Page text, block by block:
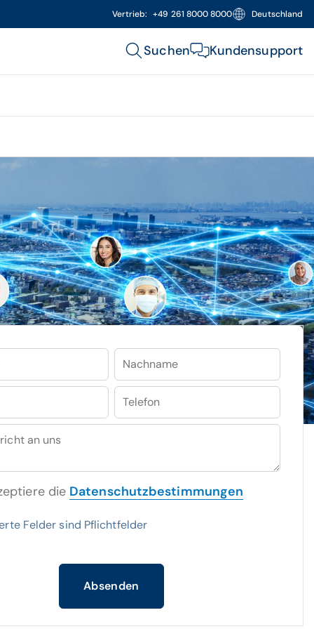
Vertrieb: +49 261 8000 8000 Deutschland
Suchen Kundensupport
Nachname
Telefon
an uns
die Datenschutzbestimmungen
Felder sind Pflichtfelder
Absenden